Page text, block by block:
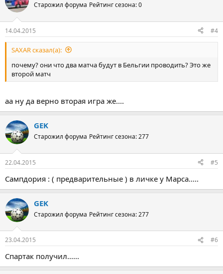
Старожил форума Рейтинг сезона: 0
14.04.2015 #4
SAXAR сказал(а):
почему? они что два матча будут в Бельгии проводить? Это же
второй матч
аа ну да верно вторая игра же....
GEK
Старожил форума Рейтинг сезона: 277
22.04.2015 #5
Сампдория : ( предварительные ) в личке у Марса.....
GEK
Старожил форума Рейтинг сезона: 277
23.04.2015 #6
Спартак получил......